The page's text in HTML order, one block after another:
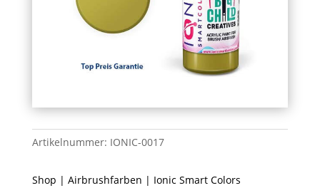
Artikelnummer: IONIC-0017
Shop | Airbrushfarben | Ionic Smart Colors